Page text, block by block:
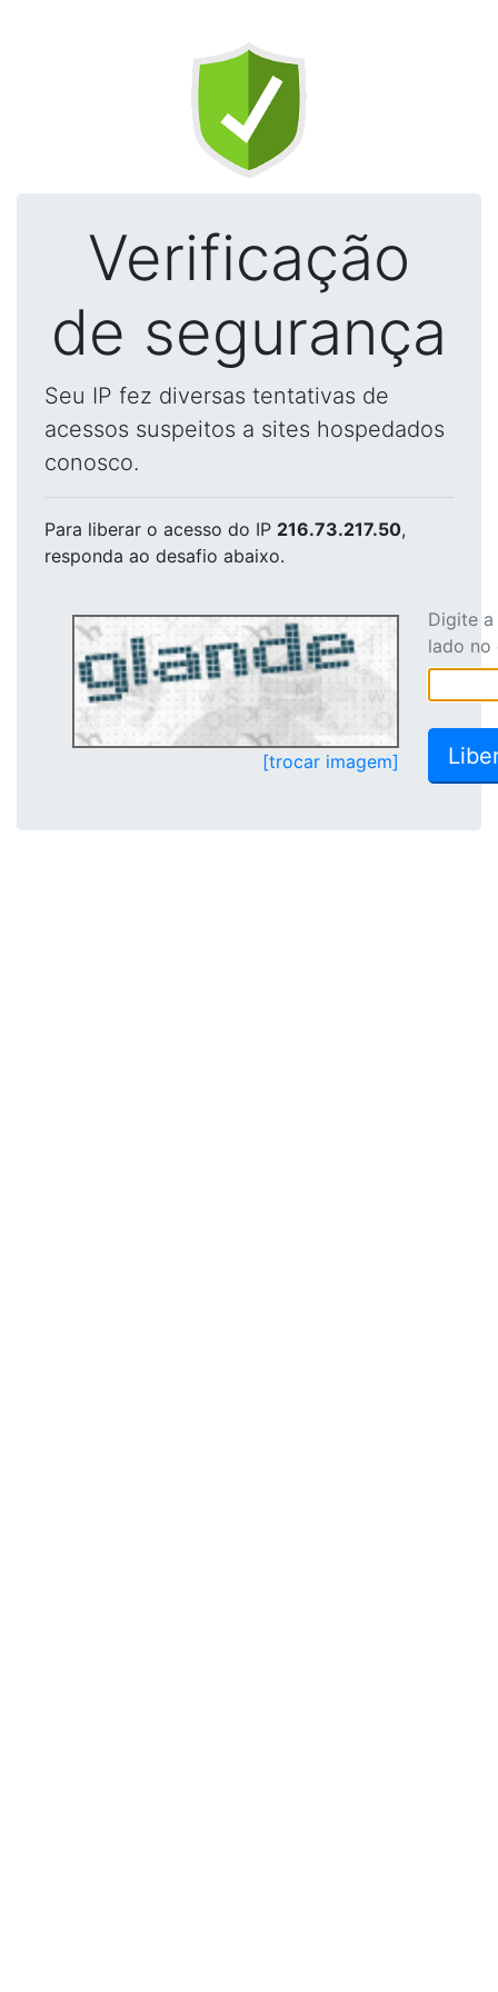
Verificação
de segurança
Seu IP fez diversas tentativas de
acessos suspeitos a sites hospedados
conosco.
Para liberar o acesso do IP 216.73.217.50,
responda ao desafio abaixo.
[trocar imagem]
Digite
lado no